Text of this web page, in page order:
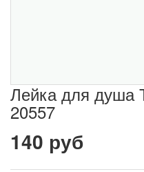
Лейка для душа
20557
140 руб